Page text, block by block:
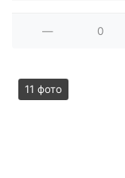
— 0
11 фото